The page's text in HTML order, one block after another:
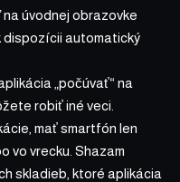
úvodnej obrazovke
dispozícii automatický
„počúvať“ na
robiť iné veci.
mať smartfón len
vo vrecku. Shazam
skladieb, ktoré aplikácia